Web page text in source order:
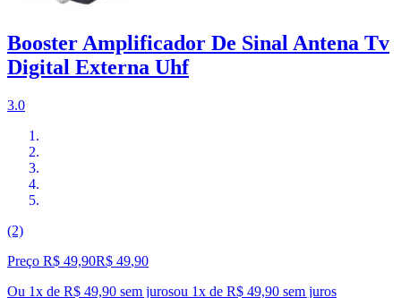
Booster Amplificador De Sinal Antena Tv
Digital Externa Uhf
3.0
(2)
Preço R$ 49,90R$ 49,90
Ou 1x de R$ 49,90 sem jurosou 1x de R$ 49,90 sem juros